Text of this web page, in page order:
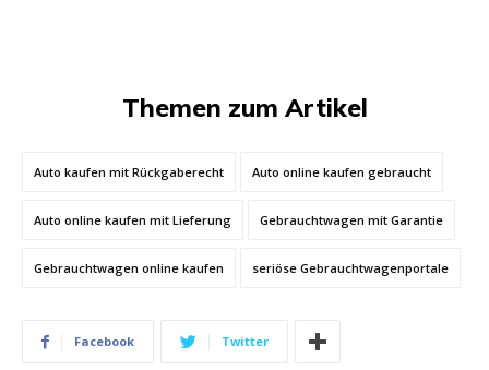
Themen zum Artikel
Auto kaufen mit Rückgaberecht Auto online kaufen gebraucht
Auto online kaufen mit Lieferung Gebrauchtwagen mit Garantie
Gebrauchtwagen online kaufen seriöse Gebrauchtwagenportale
Facebook Twitter